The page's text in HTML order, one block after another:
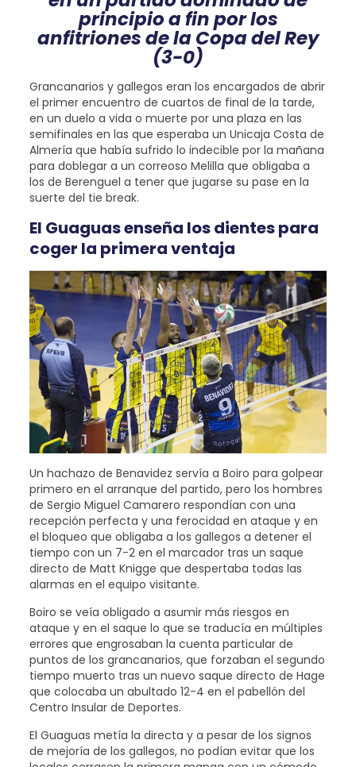
principio a fin por los
anfitriones de la Copa del Rey
(3-0)
Grancanarios y gallegos eran los encargados de abrir
el primer encuentro de cuartos de final de la tarde,
en un duelo a vida o muerte por una plaza en las
semifinales en las que esperaba un Unicaja Costa de
Almería que había sufrido lo indecible por la mañana
para doblegar a un correoso Melilla que obligaba a
los de Berenguel a tener que jugarse su pase en la
suerte del tie break.
El Guaguas enseña los dientes para
coger la primera ventaja
Un hachazo de Benavidez servía a Boiro para golpear
primero en el arranque del partido, pero los hombres
de Sergio Miguel Camarero respondían con una
recepción perfecta y una ferocidad en ataque y en
el bloqueo que obligaba a los gallegos a detener el
tiempo con un 7-2 en el marcador tras un saque
directo de Matt Knigge que despertaba todas las
alarmas en el equipo visitante.
Boiro se veía obligado a asumir más riesgos en
ataque y en el saque lo que se traducía en múltiples
errores que engrosaban la cuenta particular de
puntos de los grancanarios, que forzaban el segundo
tiempo muerto tras un nuevo saque directo de Hage
que colocaba un abultado 12-4 en el pabellón del
Centro Insular de Deportes.
El Guaguas metía la directa y a pesar de los signos
de mejoría de los gallegos, no podían evitar que los